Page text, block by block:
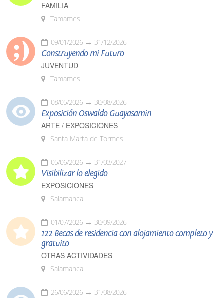
FAMILIA
Tamames
09/01/2026 31/12/2026
Construyendo mi Futuro
JUVENTUD
Tamames
08/05/2026 30/08/2026
Exposición Oswaldo Guayasamín
ARTE / EXPOSICIONES
Santa Marta de Tormes
05/06/2026 31/03/2027
Visibilizar lo elegido
EXPOSICIONES
Salamanca
01/07/2026 30/09/2026
122 Becas de residencia con alojamiento completo y
gratuito
OTRAS ACTIVIDADES
Salamanca
26/06/2026 31/08/2026